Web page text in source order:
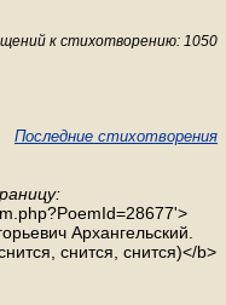
к стихотворению: 1050
Последние стихотворения
Архангельский.
снится, снится)</b>